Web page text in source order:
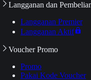
Langganan dan
Langganan Premier
Langganan Aktif
Voucher Promo
Promo
Pakai Kode Voucher